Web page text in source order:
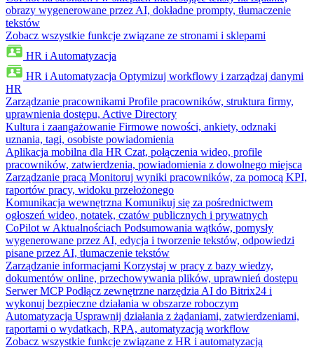
obrazy wygenerowane przez AI, dokładne prompty, tłumaczenie
tekstów
Zobacz wszystkie funkcje związane ze stronami i sklepami
HR i Automatyzacja
HR i Automatyzacja Optymizuj workflowy i zarządzaj danymi
HR
Zarządzanie pracownikami Profile pracowników, struktura firmy,
uprawnienia dostępu, Active Directory
Kultura i zaangażowanie Firmowe nowości, ankiety, odznaki
uznania, tagi, osobiste powiadomienia
Aplikacja mobilna dla HR Czat, połączenia wideo, profile
pracowników, zatwierdzenia, powiadomienia z dowolnego miejsca
Zarządzanie pracą Monitoruj wyniki pracowników, za pomocą KPI,
raportów pracy, widoku przełożonego
Komunikacja wewnętrzna Komunikuj się za pośrednictwem
ogłoszeń wideo, notatek, czatów publicznych i prywatnych
CoPilot w Aktualnościach Podsumowania wątków, pomysły
wygenerowane przez AI, edycja i tworzenie tekstów, odpowiedzi
pisane przez AI, tłumaczenie tekstów
Zarządzanie informacjami Korzystaj w pracy z bazy wiedzy,
dokumentów online, przechowywania plików, uprawnień dostępu
Serwer MCP Podłącz zewnętrzne narzędzia AI do Bitrix24 i
wykonuj bezpieczne działania w obszarze roboczym
Automatyzacja Usprawnij działania z żądaniami, zatwierdzeniami,
raportami o wydatkach, RPA, automatyzacją workflow
Zobacz wszystkie funkcje związane z HR i automatyzacją